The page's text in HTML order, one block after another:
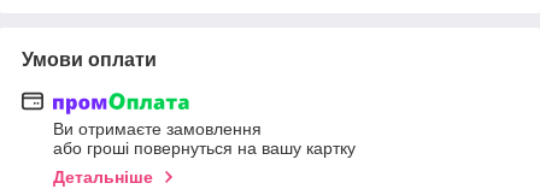
Умови оплати
Ви отримаєте замовлення
або гроші повернуться на вашу картку
Детальніше